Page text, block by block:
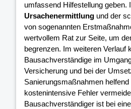
umfassend Hilfestellung geben.
Ursachenermittlung und der
von sogenannten
wertvollem Rat zur Seite, um
begrenzen. Im weiteren Verlauf
Bausachverständige im
Versicherung und bei der
Sanierungsmaßnahmen helfend
kostenintensive Fehler
Bausachverständiger ist bei